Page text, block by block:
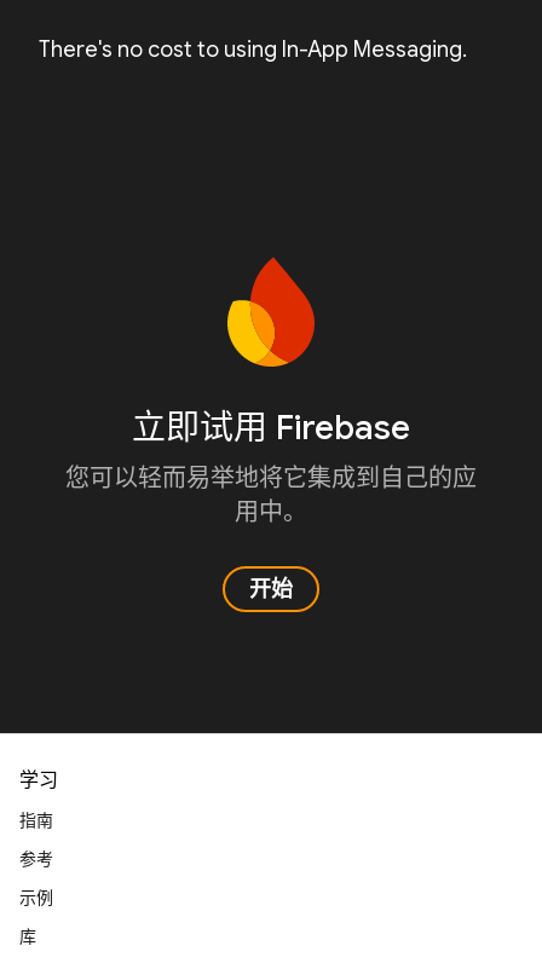
There's no cost to using In-App Messaging.
立即试用 Firebase
您可以轻而易举地将它集成到自己的应
用中。
开始
学习
指南
参考
示例
库